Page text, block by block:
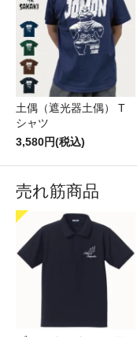
土偶（遮光器土偶） T
シャツ
3,580円(税込)
売れ筋商品